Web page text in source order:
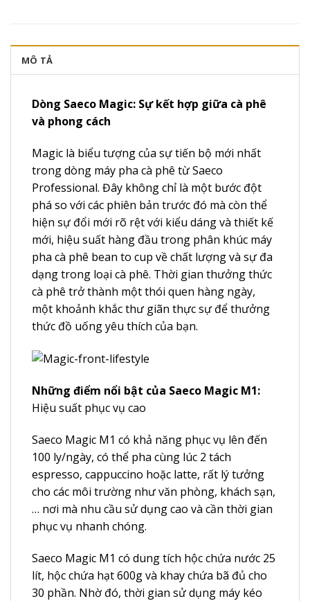
MÔ TẢ
Dòng Saeco Magic: Sự kết hợp giữa cà phê
và phong cách
Magic là biểu tượng của sự tiến bộ mới nhất
trong dòng máy pha cà phê từ Saeco
Professional. Đây không chỉ là một bước đột
phá so với các phiên bản trước đó mà còn thể
hiện sự đổi mới rõ rệt với kiểu dáng và thiết kế
mới, hiệu suất hàng đầu trong phân khúc máy
pha cà phê bean to cup về chất lượng và sự đa
dạng trong loại cà phê. Thời gian thưởng thức
cà phê trở thành một thói quen hàng ngày,
một khoảnh khắc thư giãn thực sự để thưởng
thức đồ uống yêu thích của bạn.
Những điểm nổi bật của Saeco Magic M1:
Hiệu suất phục vụ cao
Saeco Magic M1 có khả năng phục vụ lên đến
100 ly/ngày, có thể pha cùng lúc 2 tách
espresso, cappuccino hoặc latte, rất lý tưởng
cho các môi trường như văn phòng, khách sạn,
… nơi mà nhu cầu sử dụng cao và cần thời gian
phục vụ nhanh chóng.
Saeco Magic M1 có dung tích hộc chứa nước 25
lít, hộc chứa hạt 600g và khay chứa bã đủ cho
30 phần. Nhờ đó, thời gian sử dụng máy kéo